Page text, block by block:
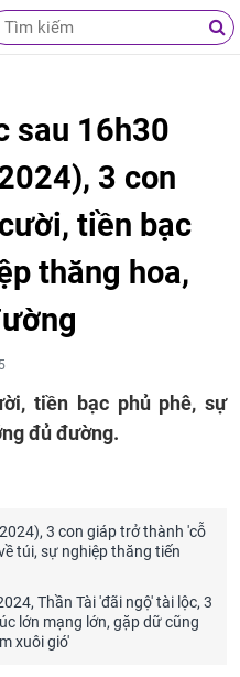
sau 16h30
3 con
tiền bạc
thăng hoa,
tiền bạc phủ phê, sự
đủ đường.
3 con giáp trở thành 'cỗ
túi, sự nghiệp thăng tiến
Thần Tài 'đãi ngộ' tài lộc, 3
lớn mạng lớn, gặp dữ cũng
xuôi gió'